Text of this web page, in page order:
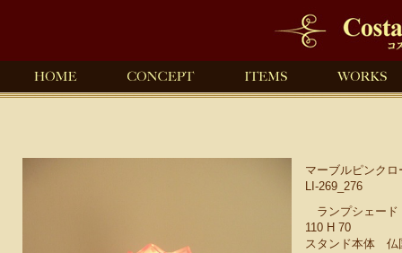
マーブルピンク
LI-269_276
ランプシェー
110 H 70
スタンド本体